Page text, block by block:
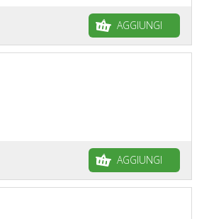
AGGIUNGI
AGGIUNGI